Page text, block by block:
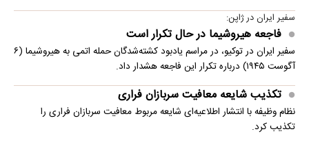
سفیر ایران در ژاپن:
فاجعه هیروشیما در حال تکرار است
سفیر ایران در توکیو، در مراسم یادبود کشته‌شدگان حمله اتمی به هیروشیما (۶
آگوست ۱۹۴۵) درباره تکرار این فاجعه هشدار داد.
تکذیب شایعه معافیت سربازان فراری
نظام وظیفه با انتشار اطلاعیه‌ای شایعه مربوط معافیت سربازان فراری را
تکذیب کرد.